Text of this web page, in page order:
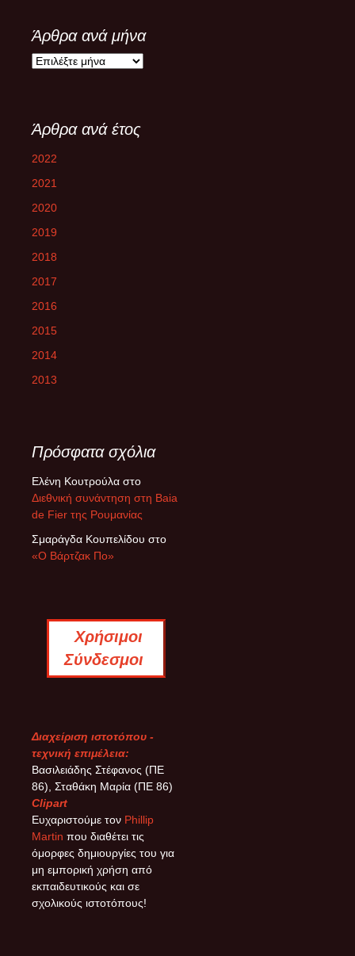
Άρθρα ανά μήνα
Άρθρα
Άρθρα ανά έτος
2022
2021
2020
2019
2018
2017
2016
2015
2014
2013
Πρόσφατα σχόλια
Ελένη Κουτρούλα στο
Διεθνική συνάντηση στη Baia
de Fier της Ρουμανίας
Σμαράγδα Κουπελίδου στο
«Ο Βάρτζακ Πο»
Χρήσιμοι
Σύνδεσμοι
Διαχείριση ιστοτόπου -
τεχνική επιμέλεια:
Βασιλειάδης Στέφανος (ΠΕ
86), Σταθάκη Μαρία (ΠΕ 86)
Clipart
Ευχαριστούμε τον Phillip
Martin που διαθέτει τις
όμορφες δημιουργίες του για
μη εμπορική χρήση από
εκπαιδευτικούς και σε
σχολικούς ιστοτόπους!